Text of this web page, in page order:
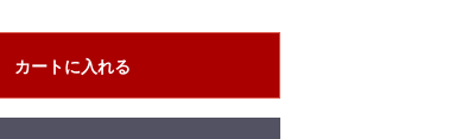
カートに入れる